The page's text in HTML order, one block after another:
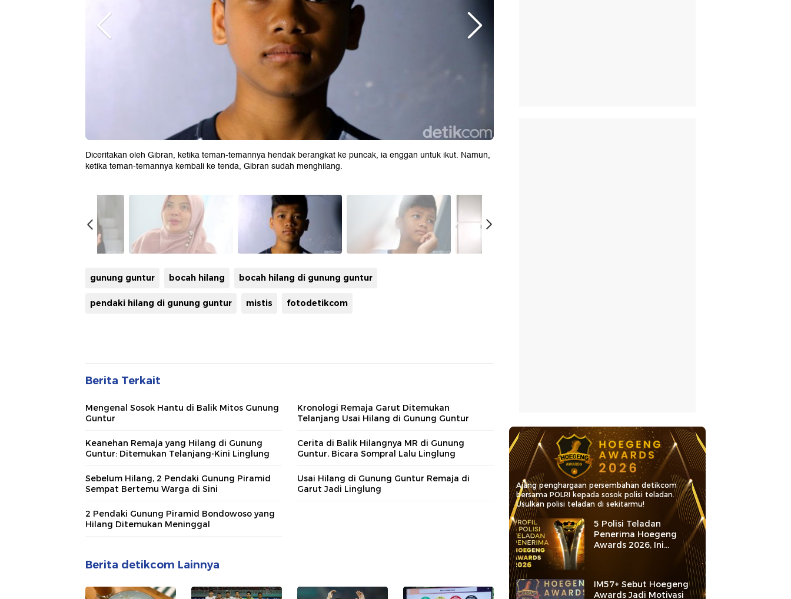
Diceritakan oleh Gibran, ketika teman-temannya hendak berangkat ke puncak, ia enggan untuk ikut. Namun,
ketika teman-temannya kembali ke tenda, Gibran sudah menghilang.
gunung guntur bocah hilang bocah hilang di gunung guntur
pendaki hilang di gunung guntur mistis fotodetikcom
Berita Terkait
Mengenal Sosok Hantu di Balik Mitos Gunung
Guntur
Kronologi Remaja Garut Ditemukan
Telanjang Usai Hilang di Gunung Guntur
Keanehan Remaja yang Hilang di Gunung
Guntur: Ditemukan Telanjang-Kini Linglung
Cerita di Balik Hilangnya MR di Gunung
Guntur, Bicara Sompral Lalu Linglung
Sebelum Hilang, 2 Pendaki Gunung Piramid
Sempat Bertemu Warga di Sini
Usai Hilang di Gunung Guntur Remaja di
Garut Jadi Linglung
2 Pendaki Gunung Piramid Bondowoso yang
Hilang Ditemukan Meninggal
Berita detikcom Lainnya
Ajang penghargaan persembahan detikcom
bersama POLRI kepada sosok polisi teladan.
Usulkan polisi teladan di sekitarmu!
5 Polisi Teladan
Penerima Hoegeng
Awards 2026, Ini
Kategori dan Kiprahnya
IM57+ Sebut Hoegeng
Awards Jadi Motivasi